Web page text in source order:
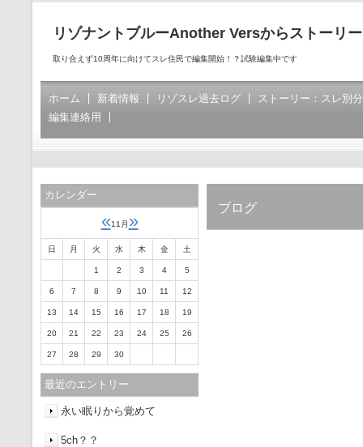
リゾナントブルーAnother Versからストーリ
取り合えず10周年に向けてスレ住民で編集開始！？試験編集中です
ホーム 新着情報 リゾスレ過去ログ
ストーリー：スレ別
編集連絡用
ブログ
カレンダー
«11月 »
日 月 火 水 木 金 土
1 2 3 4 5
6 7 8 9 10 11 12
13 14 15 16 17 18 19
20 21 22 23 24 25 26
27 28 29 30
最近のエントリー
永い眠りから覚めて
5ch？？